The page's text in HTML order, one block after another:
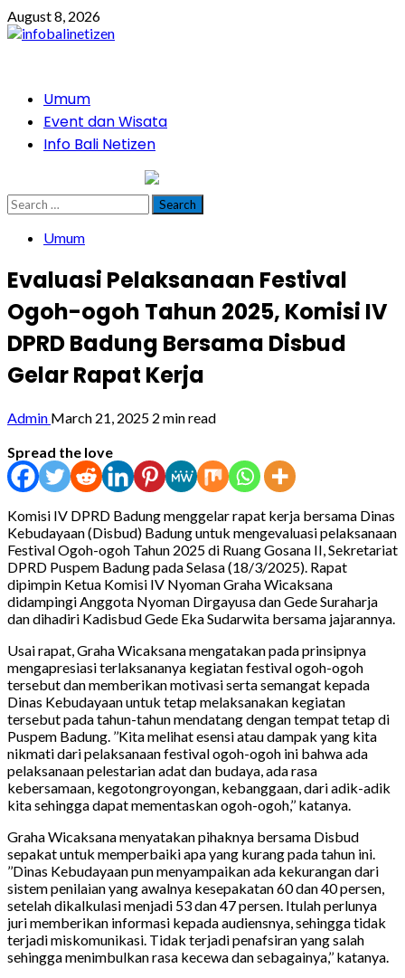
Skip
to
August 8, 2026
PrimaryUmum
Event dan Wisata
Info Bali Netizen
Search
for:
Umum
Evaluasi Pelaksanaan Festival
Ogoh-ogoh Tahun 2025, Komisi IV
DPRD Badung Bersama Disbud
Gelar Rapat Kerja
Admin March 21, 2025 2 min read
Spread the love
Komisi IV DPRD Badung menggelar rapat kerja bersama Dinas
Kebudayaan (Disbud) Badung untuk mengevaluasi pelaksanaan
Festival Ogoh-ogoh Tahun 2025 di Ruang Gosana II, Sekretariat
DPRD Puspem Badung pada Selasa (18/3/2025). Rapat
dipimpin Ketua Komisi IV Nyoman Graha Wicaksana
didampingi Anggota Nyoman Dirgayusa dan Gede Suraharja
dan dihadiri Kadisbud Gede Eka Sudarwita bersama jajarannya.
Usai rapat, Graha Wicaksana mengatakan pada prinsipnya
mengapresiasi terlaksananya kegiatan festival ogoh-ogoh
tersebut dan memberikan motivasi serta semangat kepada
Dinas Kebudayaan untuk tetap melaksanakan kegiatan
tersebut pada tahun-tahun mendatang dengan tempat tetap di
Puspem Badung. ’’Kita melihat esensi atau dampak yang kita
nikmati dari pelaksanaan festival ogoh-ogoh ini bahwa ada
pelaksanaan pelestarian adat dan budaya, ada rasa
kebersamaan, kegotongroyongan, kebanggaan, dari adik-adik
kita sehingga dapat mementaskan ogoh-ogoh,’’ katanya.
Graha Wicaksana menyatakan pihaknya bersama Disbud
sepakat untuk memperbaiki apa yang kurang pada tahun ini.
’’Dinas Kebudayaan pun menyampaikan ada kekurangan dari
sistem penilaian yang awalnya kesepakatan 60 dan 40 persen,
setelah dikalkulasi menjadi 53 dan 47 persen. Itulah perlunya
juri memberikan informasi kepada audiensnya, sehingga tidak
terjadi miskomunikasi. Tidak terjadi penafsiran yang salah
sehingga menimbulkan rasa kecewa dan sebagainya,’’ katanya.